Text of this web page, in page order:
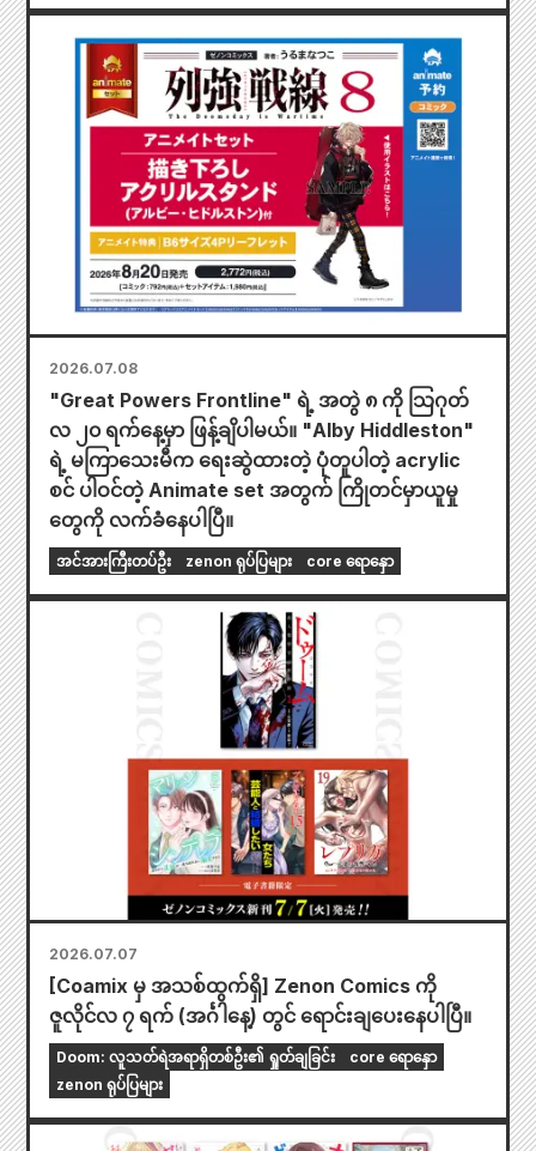
2026.07.08
"Great Powers Frontline" ရဲ့ အတွဲ ၈ ကို သြဂုတ်
လ ၂၀ ရက်နေ့မှာ ဖြန့်ချိပါမယ်။ "Alby Hiddleston"
ရဲ့ မကြာသေးမီက ရေးဆွဲထားတဲ့ ပုံတူပါတဲ့ acrylic
စင် ပါဝင်တဲ့ Animate set အတွက် ကြိုတင်မှာယူမှု
တွေကို လက်ခံနေပါပြီ။
အင်အားကြီးတပ်ဦး zenon ရုပ်ပြများ core ရောနှော
2026.07.07
[Coamix မှ အသစ်ထွက်ရှိ] Zenon Comics ကို
ဇူလိုင်လ ၇ ရက် (အင်္ဂါနေ့) တွင် ရောင်းချပေးနေပါပြီ။
Doom: လူသတ်ရဲအရာရှိတစ်ဦး၏ ရှုတ်ချခြင်း
core ရောနှော
zenon ရုပ်ပြများ